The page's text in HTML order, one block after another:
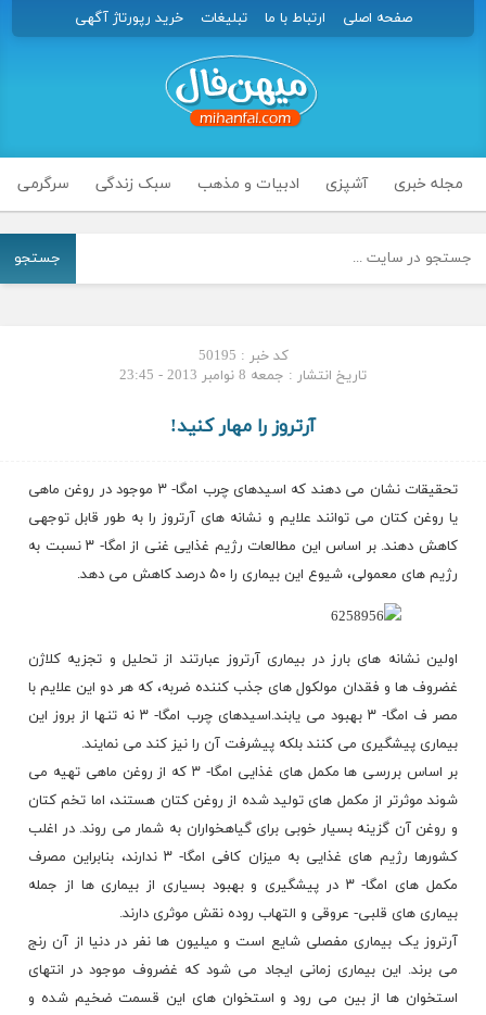
صفحه اصلی ارتباط با ما تبلیغات خرید رپورتاژ آگهی
مجله خبری آشپزی ادبیات و مذهب سبک زندگی سرگرمی
جستجو
کد خبر : 50195
تاریخ انتشار : جمعه 8 نوامبر 2013 - 23:45
آرتروز را مهار کنید!
تحقیقات نشان می دهند که اسیدهای چرب امگا- ۳ موجود در روغن ماهی
یا روغن کتان می توانند علایم و نشانه های آرتروز را به طور قابل توجهی
کاهش دهند. بر اساس این مطالعات رژیم غذایی غنی از امگا- ۳ نسبت به
رژیم های معمولی، شیوع این بیماری را ۵۰ درصد کاهش می دهد.
اولین نشانه های بارز در بیماری آرتروز عبارتند از تحلیل و تجزیه کلاژن
غضروف ها و فقدان مولکول های جذب کننده ضربه، که هر دو این علایم با
مصر ف امگا- ۳ بهبود می یابند.اسیدهای چرب امگا- ۳ نه تنها از بروز این
بیماری پیشگیری می کنند بلکه پیشرفت آن را نیز کند می نمایند.
بر اساس بررسی ها مکمل های غذایی امگا- ۳ که از روغن ماهی تهیه می
شوند موثرتر از مکمل های تولید شده از روغن کتان هستند، اما تخم کتان
و روغن آن گزینه بسیار خوبی برای گیاهخواران به شمار می روند. در اغلب
کشورها رژیم های غذایی به میزان کافی امگا- ۳ ندارند، بنابراین مصرف
مکمل های امگا- ۳ در پیشگیری و بهبود بسیاری از بیماری ها از جمله
بیماری های قلبی- عروقی و التهاب روده نقش موثری دارند.
آرتروز یک بیماری مفصلی شایع است و میلیون ها نفر در دنیا از آن رنج
می برند. این بیماری زمانی ایجاد می شود که غضروف موجود در انتهای
استخوان ها از بین می رود و استخوان های این قسمت ضخیم شده و